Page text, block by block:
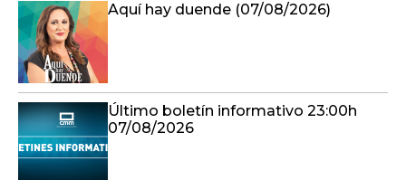
Aquí hay duende (07/08/2026)
Último boletín informativo 23:00h
07/08/2026